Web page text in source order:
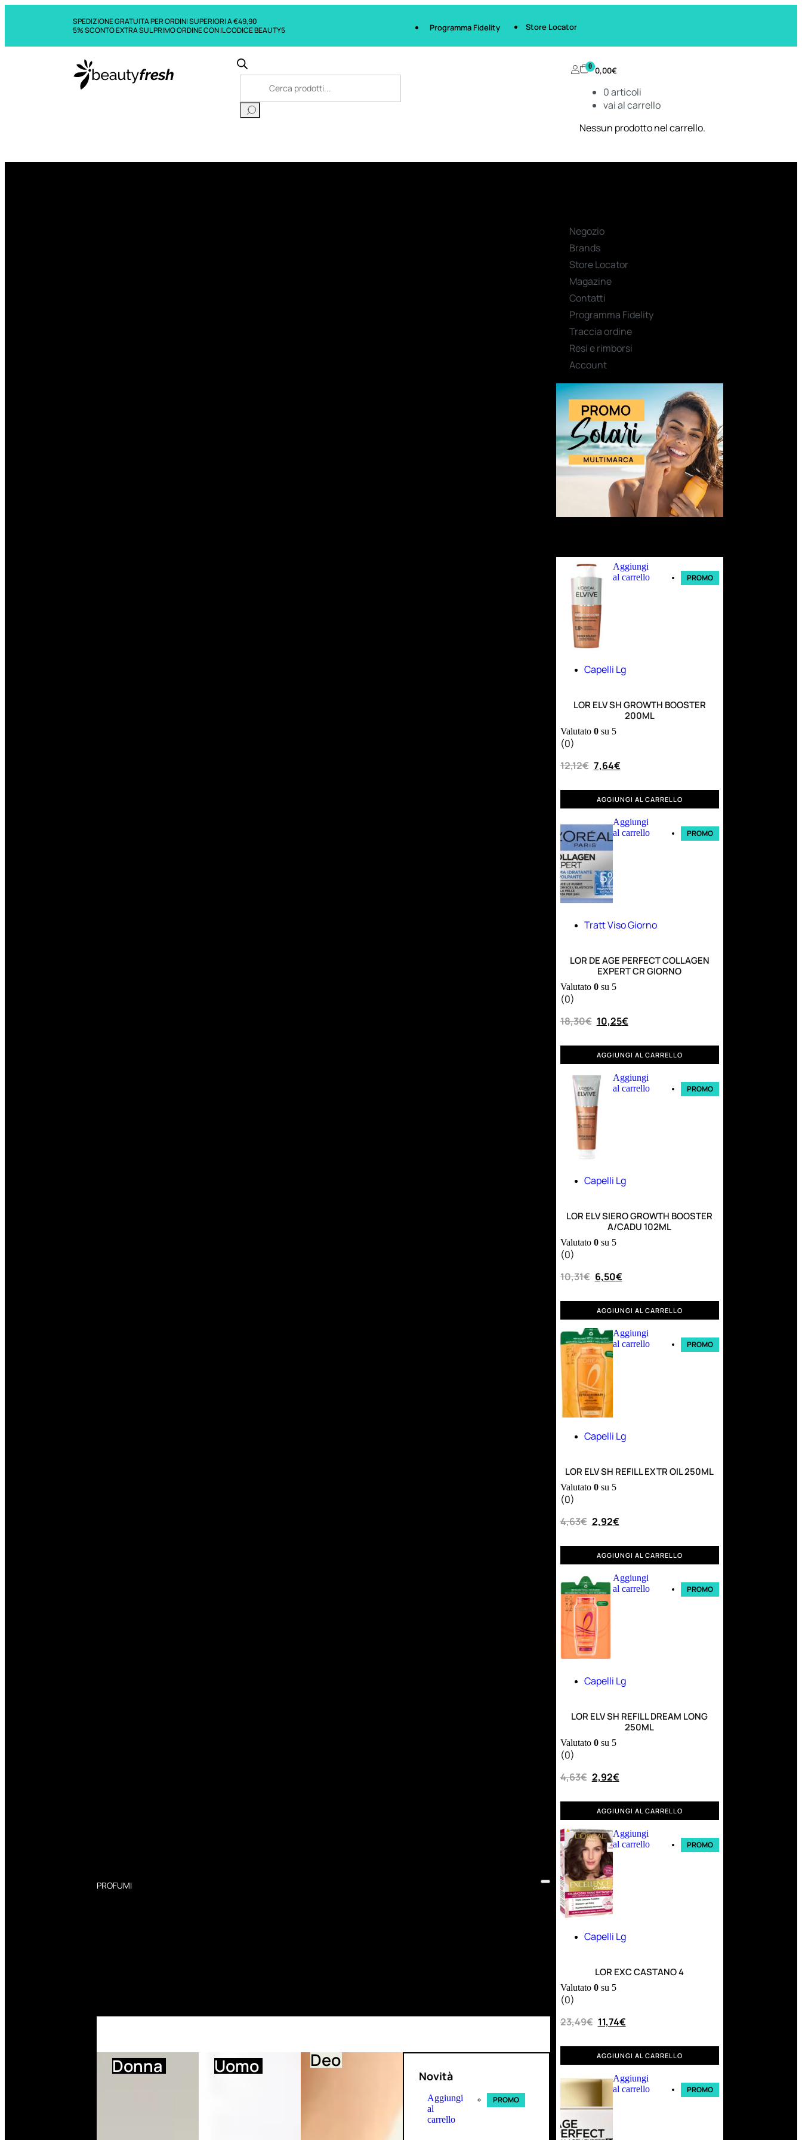
SPEDIZIONE GRATUITA PER ORDINI SUPERIORI A €49,90
5% SCONTO EXTRA SUL PRIMO ORDINE CON IL CODICE BEAUTY5
Programma Fidelity Store Locator
0 0,00€
0articoli
vai al carrello
Nessun prodotto nel carrello.
PROFUMI
Donna Uomo Deo
Novità
Aggiungi
al
carrello
PROMO
Negozio
Brands
Store Locator
Magazine
Contatti
Programma Fidelity
Traccia ordine
Resi e rimborsi
Account
Aggiungi
al carrello
PROMO
Capelli Lg
LOR ELV SH GROWTH BOOSTER
200ML
Valutato 0su 5
(0)
12,12€ 7,64€
AGGIUNGI AL CARRELLO
Aggiungi
al carrello
PROMO
Tratt Viso Giorno
LOR DE AGE PERFECT COLLAGEN
EXPERT CR GIORNO
Valutato 0su 5
(0)
18,30€ 10,25€
AGGIUNGI AL CARRELLO
Aggiungi
al carrello
PROMO
Capelli Lg
LOR ELV SIERO GROWTH BOOSTER
A/CADU 102ML
Valutato 0su 5
(0)
10,31€ 6,50€
AGGIUNGI AL CARRELLO
Aggiungi
al carrello
PROMO
Capelli Lg
LOR ELV SH REFILL EXTR OIL 250ML
Valutato 0su 5
(0)
4,63€ 2,92€
AGGIUNGI AL CARRELLO
Aggiungi
al carrello
PROMO
Capelli Lg
LOR ELV SH REFILL DREAM LONG
250ML
Valutato 0su 5
(0)
4,63€ 2,92€
AGGIUNGI AL CARRELLO
Aggiungi
al carrello
PROMO
Capelli Lg
LOR EXC CASTANO 4
Valutato 0su 5
(0)
23,49€ 11,74€
AGGIUNGI AL CARRELLO
Aggiungi
al carrello
PROMO